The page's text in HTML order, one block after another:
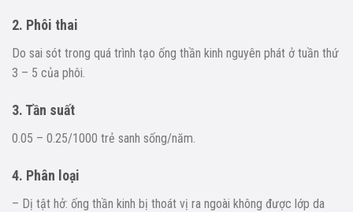
2. Phôi thai
Do sai sót trong quá trình tạo ống thần kinh nguyên phát ở tuần thứ
3 – 5 của phôi.
3. Tần suất
0.05 – 0.25/1000 trẻ sanh sống/năm.
4. Phân loại
– Dị tật hở: ống thần kinh bị thoát vị ra ngoài không được lớp da